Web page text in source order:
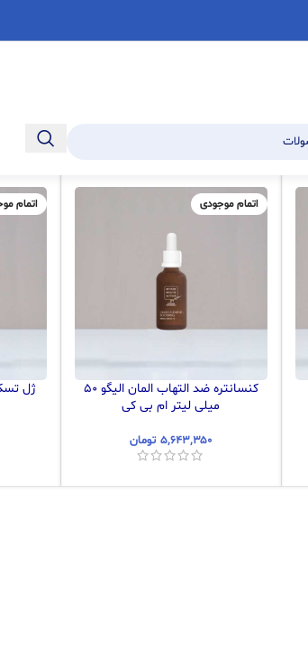
ضد التهاب و قرمزی
اتمام موجودی
کنسانتره ضد التهاب المان الیگو ۵۰
میلی لیتر ام بی کی
۵,۶۴۳,۳۵۰ تومان
اتمام